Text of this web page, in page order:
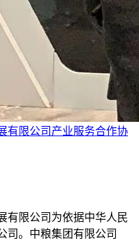
有限公司产业服务合作协
有限公司为依据中华人民
司。中粮集团有限公司